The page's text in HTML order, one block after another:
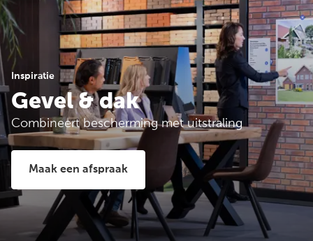
Inspiratie
Gevel & dak
Combineert bescherming met uitstraling
Maak een afspraak